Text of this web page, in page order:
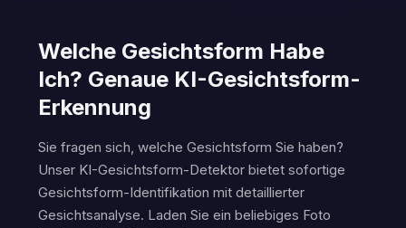
Welche Gesichtsform Habe
Ich? Genaue KI-Gesichtsform-
Erkennung
Sie fragen sich, welche Gesichtsform Sie haben?
Unser KI-Gesichtsform-Detektor bietet sofortige
Gesichtsform-Identifikation mit detaillierter
Gesichtsanalyse. Laden Sie ein beliebiges Foto